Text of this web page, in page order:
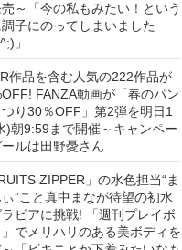
～「今の私もみたい！という
子にのってしまいました
」
作品を含む人気の222作品が
FANZA動画が「春のパン
り30％OFF」第2弾を明日1
)朝9:59まで開催～キャンペー
ールは田野憂さん
ZIPPER」の水色担当“ま
”こと真中まなが待望の初水
ビアに挑戦! 「週刊プレイボ
でメリハリのある美ボディを